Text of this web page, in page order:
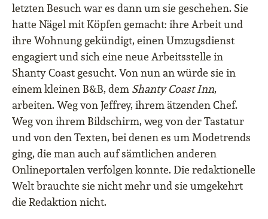
letzten Besuch war es dann um sie geschehen. Sie
hatte Nägel mit Köpfen gemacht: ihre Arbeit und
ihre Wohnung gekündigt, einen Umzugsdienst
engagiert und sich eine neue Arbeitsstelle in
Shanty Coast gesucht. Von nun an würde sie in
einem kleinen B&B, dem Shanty Coast Inn,
arbeiten. Weg von Jeffrey, ihrem ätzenden Chef.
Weg von ihrem Bildschirm, weg von der Tastatur
und von den Texten, bei denen es um Modetrends
ging, die man auch auf sämtlichen anderen
Onlineportalen verfolgen konnte. Die redaktionelle
Welt brauchte sie nicht mehr und sie umgekehrt
die Redaktion nicht.